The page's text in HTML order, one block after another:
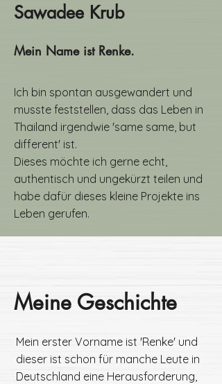
Sawadee Krub
Mein Name ist Renke.
Ich bin spontan ausgewandert und
musste feststellen, dass das Leben in
Thailand irgendwie 'same same, but
different' ist.
Dieses möchte ich gerne echt,
authentisch und ungekürzt teilen und
habe dafür dieses kleine Projekte ins
Leben gerufen.
Meine Geschichte
Mein erster Vorname ist 'Renke' und
dieser ist schon für manche Leute in
Deutschland eine Herausforderung,